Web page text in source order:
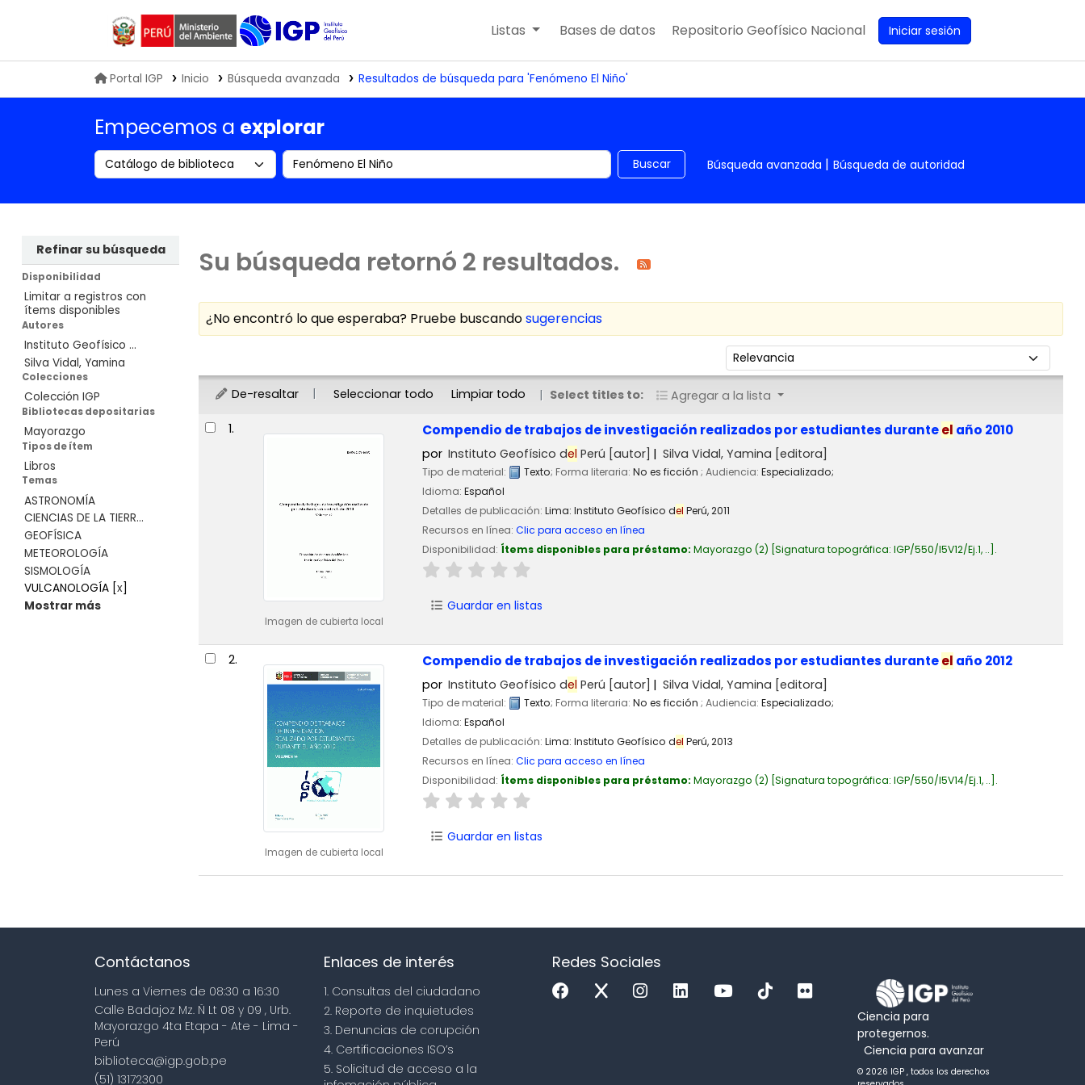
Biblioteca IGP
Listas Bases de datos Repositorio Geofísico Nacional Iniciar sesión
Portal IGP Inicio Búsqueda avanzada Resultados de búsqueda para 'Fenómeno El Niño'
Empecemos a explorar
Search the catalog by: Buscar en el catálogo por palabra clave Buscar Búsqueda avanzada Búsqueda de autoridad
Refinar su búsqueda
Disponibilidad
Limitar a registros con
ítems disponibles
Autores
Instituto Geofísico ...
Silva Vidal, Yamina
Colecciones
Colección IGP
Bibliotecas depositarias
Mayorazgo
Tipos de ítem
Libros
Temas
ASTRONOMÍA
CIENCIAS DE LA TIERR...
GEOFÍSICA
METEOROLOGÍA
SISMOLOGÍA
VULCANOLOGÍA[ x]
Mostrar más
Su búsqueda retornó 2 resultados.
¿No encontró lo que esperaba? Pruebe buscandosugerencias
Ordenar por:
De-resaltar Seleccionar todo Limpiar todo Select titles to: Agregar a la lista
Resultados
1.
Imagen de cubierta local
Compendio de trabajos de investigación realizados por estudiantes duranteel año 2010
por Instituto Geofísico del Perú [autor] Silva Vidal, Yamina [editora]
Tipo de material: Texto; Forma literaria: No es ficción ; Audiencia: Especializado;
Idioma: Español
Detalles de publicación: Lima: Instituto Geofísico del Perú,2011
Recursos en línea: Clic para acceso en línea
Disponibilidad: Ítems disponibles para préstamo: Mayorazgo (2) Signatura topográfica: IGP/550/I5V12/Ej.1, .. .
Guardar en listas
2.
Imagen de cubierta local
Compendio de trabajos de investigación realizados por estudiantes duranteel año 2012
por Instituto Geofísico del Perú [autor] Silva Vidal, Yamina [editora]
Tipo de material: Texto; Forma literaria: No es ficción ; Audiencia: Especializado;
Idioma: Español
Detalles de publicación: Lima: Instituto Geofísico del Perú,2013
Recursos en línea: Clic para acceso en línea
Disponibilidad: Ítems disponibles para préstamo: Mayorazgo (2) Signatura topográfica: IGP/550/I5V14/Ej.1, .. .
Guardar en listas
Contáctanos
Lunes a Viernes de 08:30 a 16:30
Calle Badajoz Mz. Ñ Lt 08 y 09 , Urb.
Mayorazgo 4ta Etapa - Ate - Lima -
Perú
biblioteca@igp.gob.pe
(51) 13172300
Enlaces de interés
1. Consultas del ciudadano
2. Reporte de inquietudes
3. Denuncias de corupción
4. Certificaciones ISO’s
5. Solicitud de acceso a la
Redes Sociales
Ciencia para
protegernos.
Ciencia para avanzar
© 2026 IGP , todos los derechos